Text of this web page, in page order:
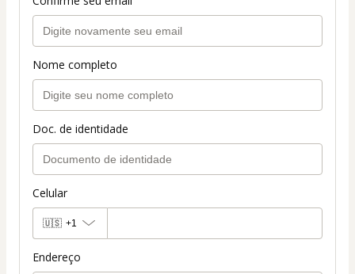
Nome completo
Doc. de identidade
Celular
🇺🇸 +1
Endereço